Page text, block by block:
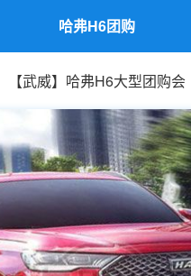
哈弗H6团购
【武威】哈弗H6大型团购会